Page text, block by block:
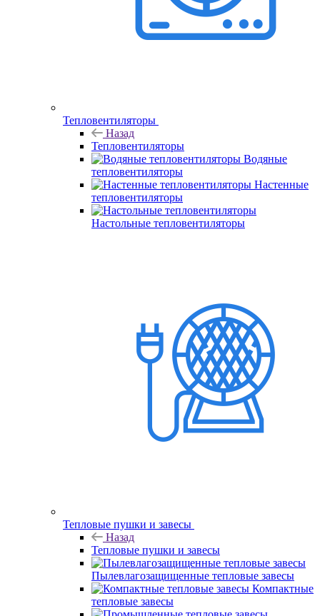
Тепловентиляторы
Назад
Тепловентиляторы
Водяные
тепловентиляторы
Настенные
тепловентиляторы
Настольные тепловентиляторы
Тепловые пушки и завесы
Назад
Тепловые пушки и завесы
Пылевлагозащищенные тепловые завесы
Компактные
тепловые завесы